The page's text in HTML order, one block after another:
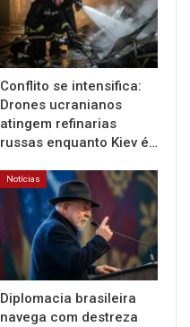
Conflito se intensifica:
Drones ucranianos
atingem refinarias
russas enquanto Kiev é…
Notícias
Diplomacia brasileira
navega com destreza